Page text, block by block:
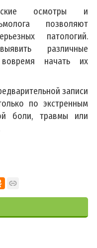
осмотры и
позволяют
патологий.
различные
начать их
записи
по экстренным
боли, травмы или